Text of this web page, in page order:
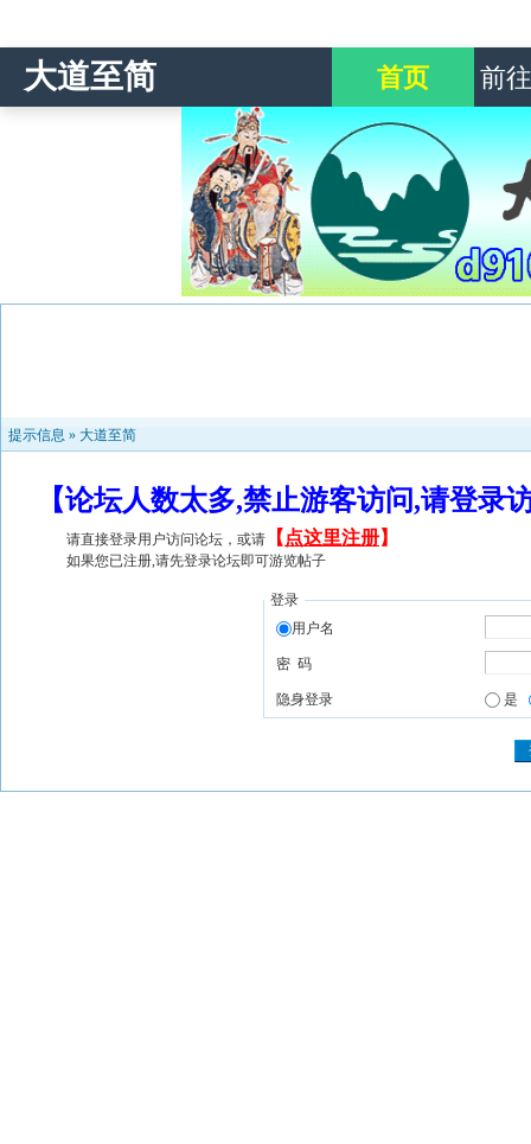
大道至简 首页 前
提示信息 » 大道至简
【论坛人数太多,禁止游客访问,请登
请直接登录用户访问论坛，或请 【 点这里注册】
如果您已注册,请先登录论坛即可游览帖子
登录
用户名
密 码
隐身登录 是